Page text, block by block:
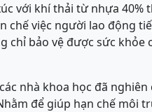
với khí thải từ nhựa 40%
chế việc người lao động
chỉ bảo vệ được sức khỏe
nhà khoa học đã
để giúp hạn chế môi